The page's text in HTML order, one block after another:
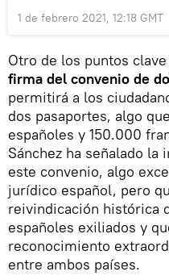
1 de febrero 2021, 12:18 GMT
Otro de los puntos
firma del convenio de
permitirá a los
dos pasaportes, algo
españoles y 150.000
Sánchez ha señalado
este convenio, algo
jurídico español, pero
reivindicación histórica
españoles exiliados y
reconocimiento
entre ambos países.